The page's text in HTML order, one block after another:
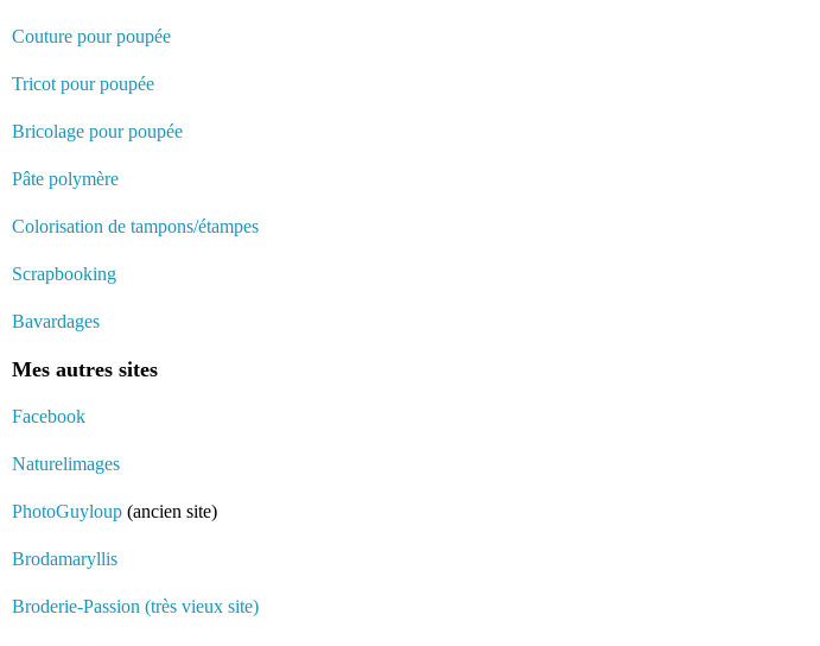
Couture pour poupée
Tricot pour poupée
Bricolage pour poupée
Pâte polymère
Colorisation de tampons/étampes
Scrapbooking
Bavardages
Mes autres sites
Facebook
Naturelimages
PhotoGuyloup (ancien site)
Brodamaryllis
Broderie-Passion (très vieux site)